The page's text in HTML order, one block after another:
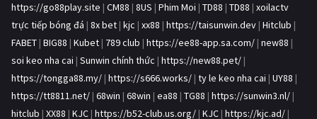
https://go88play.site | CM88 | 8US | Phim Moi | TD88 | TD88 | xoilactv
trực tiếp bóng đá | 8x bet | kjc | xx88 | https://taisunwin.dev | Hitclub |
FABET | BIG88 | Kubet | 789 club | https://ee88-app.sa.com/ | new88 |
soi keo nha cai | Sunwin chính thức | https://new88.pet/ |
https://tongga88.my/ | https://s666.works/ | ty le keo nha cai | UY88 |
https://tt8811.net/ | 68win | 68win | ea88 | TG88 | https://sunwin3.nl/ |
hitclub | XX88 | KJC | https://b52-club.us.org/ | KJC | https://kjc.ad/ |